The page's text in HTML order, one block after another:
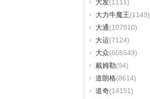
大发(1111)
大力牛魔王(1149)
大通(107910)
大运(7124)
大众(605549)
戴姆勒(94)
道朗格(8614)
道奇(14151)